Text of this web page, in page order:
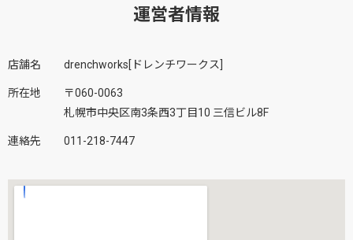
運営者情報
店舗名 drenchworks[ドレンチワークス]
所在地
〒060-0063
札幌市中央区南3条西3丁目10 三信ビル8F
連絡先 011-218-7447